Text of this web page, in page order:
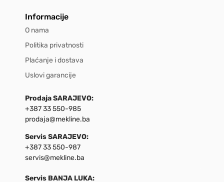
Informacije
O nama
Politika privatnosti
Plaćanje i dostava
Uslovi garancije
Prodaja SARAJEVO:
+387 33 550-985
prodaja@mekline.ba
Servis SARAJEVO:
+387 33 550-987
servis@mekline.ba
Servis BANJA LUKA: